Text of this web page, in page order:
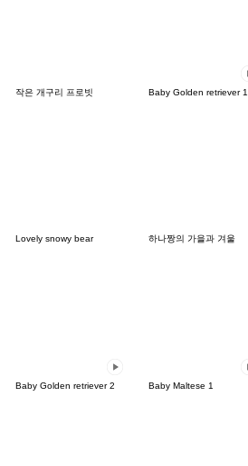
작은 개구리 프로빗 Baby Golden retriever 1
Lovely snowy bear 하나짱의 가을과 겨울
Baby Golden retriever 2 Baby Maltese 1